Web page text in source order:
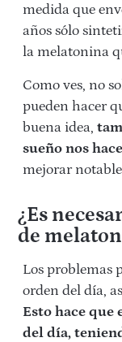
medida que
años sólo
la melatonina
Como ves, no
pueden hacer
buena idea,
sueño nos
mejorar
¿Es
de
Los problemas
orden del día,
Esto hace que
del día,